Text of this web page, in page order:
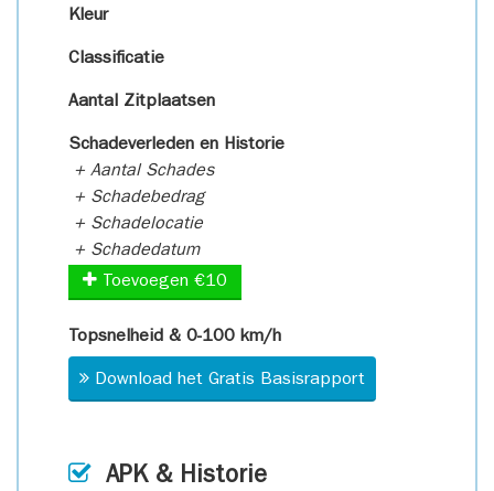
Kleur
Classificatie
Aantal Zitplaatsen
Schadeverleden en Historie
+ Aantal Schades
+ Schadebedrag
+ Schadelocatie
+ Schadedatum
Toevoegen €10
Topsnelheid & 0-100 km/h
Download het Gratis Basisrapport
APK & Historie